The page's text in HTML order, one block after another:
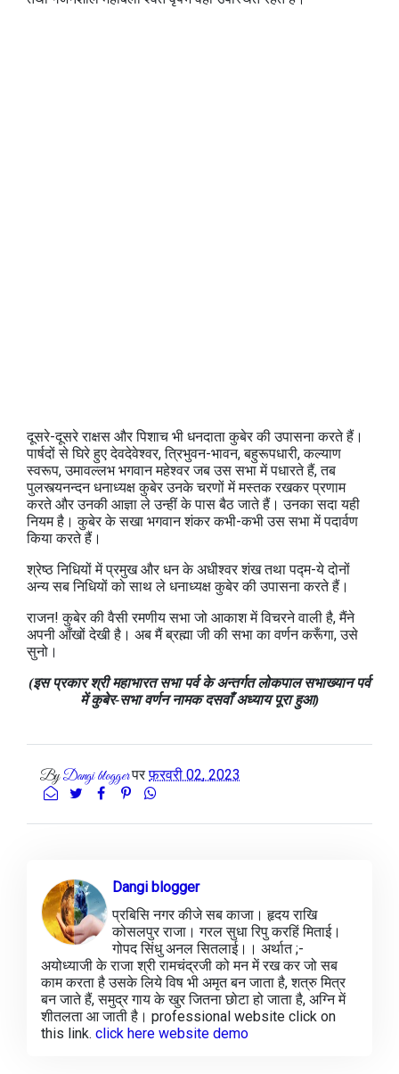
दूसरे-दूसरे राक्षस और पिशाच भी धनदाता कुबेर की उपासना करते हैं।
पार्षदों से घिरे हुए देवदेवेश्वर, त्रिभुवन-भावन, बहुरूपधारी, कल्याण
स्वरूप, उमावल्लभ भगवान महेश्वर जब उस सभा में पधारते हैं, तब
पुलस्त्यनन्दन धनाध्यक्ष कुबेर उनके चरणों में मस्तक रखकर प्रणाम
करते और उनकी आज्ञा ले उन्हीं के पास बैठ जाते हैं। उनका सदा यही
नियम है। कुबेर के सखा भगवान शंकर कभी-कभी उस सभा में पदार्वण
किया करते हैं।
श्रेष्ठ निधियों में प्रमुख और धन के अधीश्वर शंख तथा पद्म-ये दोनों
अन्य सब निधियों को साथ ले धनाध्यक्ष कुबेर की उपासना करते हैं।
राजन! कुबेर की वैसी रमणीय सभा जो आकाश में विचरने वाली है, मैंने
अपनी आँखों देखी है। अब मैं ब्रह्मा जी की सभा का वर्णन करूँगा, उसे
सुनो।
(इस प्रकार श्री महाभारत सभा पर्व के अन्तर्गत लोकपाल सभाख्यान पर्व
में कुबेर-सभा वर्णन नामक दसवाँ अध्याय पूरा हुआ)
ByDangi bloggerपरफ़रवरी 02, 2023
Dangi blogger
प्रबिसि नगर कीजे सब काजा। हृदय राखि
कोसलपुर राजा। गरल सुधा रिपु करहिं मिताई।
गोपद सिंधु अनल सितलाई।। अर्थात ;-
अयोध्याजी के राजा श्री रामचंद्रजी को मन में रख कर जो सब
काम करता है उसके लिये विष भी अमृत बन जाता है, शत्रु मित्र
बन जाते हैं, समुद्र गाय के खुर जितना छोटा हो जाता है, अग्नि में
शीतलता आ जाती है। professional website click on
this link. click here website demo